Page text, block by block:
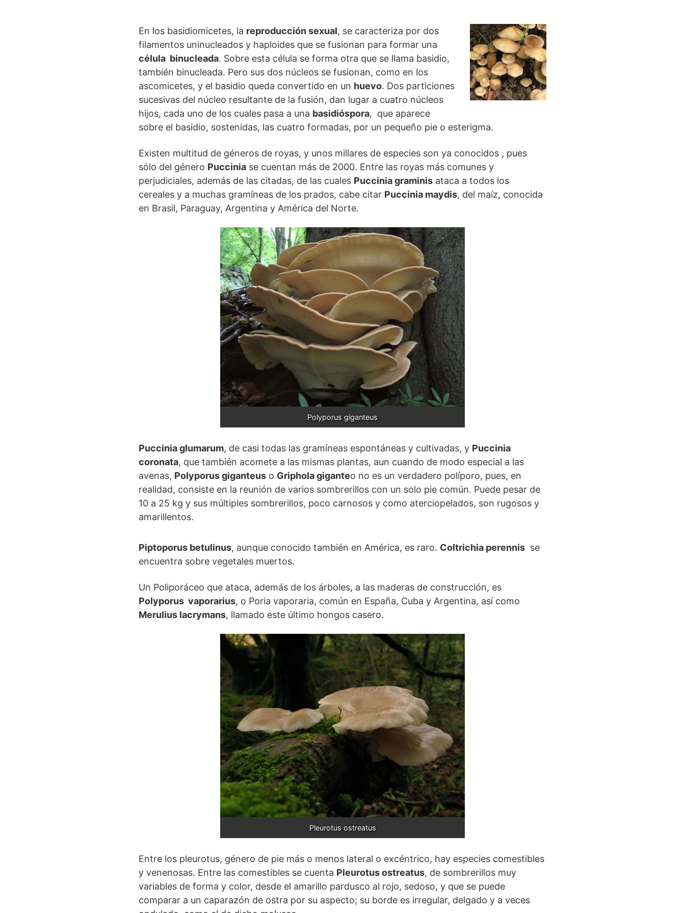
En los basidiomicetes, la reproducción sexual, se caracteriza por dos
filamentos uninucleados y haploides que se fusionan para formar una
célula binucleada. Sobre esta célula se forma otra que se llama basidio,
también binucleada. Pero sus dos núcleos se fusionan, como en los
ascomicetes, y el basidio queda convertido en un huevo. Dos particiones
sucesivas del núcleo resultante de la fusión, dan lugar a cuatro núcleos
hijos, cada uno de los cuales pasa a una basidióspora, que aparece
sobre el basidio, sostenidas, las cuatro formadas, por un pequeño pie o esterigma.
Existen multitud de géneros de royas, y unos millares de especies son ya conocidos , pues
sólo del género Puccinia se cuentan más de 2000. Entre las royas más comunes y
perjudiciales, además de las citadas, de las cuales Puccinia graminis ataca a todos los
cereales y a muchas gramíneas de los prados, cabe citar Puccinia maydis, del maíz, conocida
en Brasil, Paraguay, Argentina y América del Norte.
Polyporus giganteus
Puccinia glumarum, de casi todas las gramíneas espontáneas y cultivadas, y Puccinia
coronata, que también acomete a las mismas plantas, aun cuando de modo especial a las
avenas, Polyporus giganteus o Griphola giganteo no es un verdadero políporo, pues, en
realidad, consiste en la reunión de varios sombrerillos con un solo pie común. Puede pesar de
10 a 25 kg y sus múltiples sombrerillos, poco carnosos y como aterciopelados, son rugosos y
amarillentos.
Piptoporus betulinus, aunque conocido también en América, es raro. Coltrichia perennis se
encuentra sobre vegetales muertos.
Un Poliporáceo que ataca, además de los árboles, a las maderas de construcción, es
Polyporus vaporarius, o Poria vaporaria, común en España, Cuba y Argentina, así como
Merulius lacrymans, llamado este último hongos casero.
Pleurotus ostreatus
Entre los pleurotus, género de pie más o menos lateral o excéntrico, hay especies comestibles
y venenosas. Entre las comestibles se cuenta Pleurotus ostreatus, de sombrerillos muy
variables de forma y color, desde el amarillo pardusco al rojo, sedoso, y que se puede
comparar a un caparazón de ostra por su aspecto; su borde es irregular, delgado y a veces